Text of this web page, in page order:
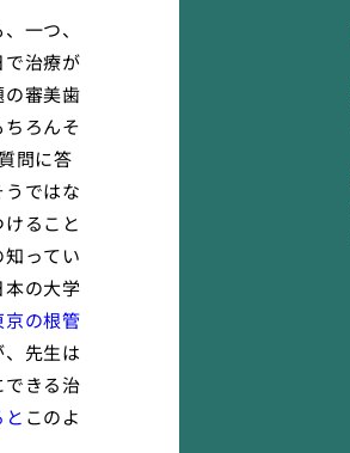
一つ、
治療が
の審美歯
ろんそ
問に答
ではな
ること
ってい
の大学
京の根管
先生は
きる治
このよ